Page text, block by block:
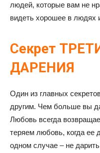
людей, которые вам не
видеть хорошее в людях
Секрет
ДАРЕНИЯ
Один из главных
другим. Чем больше вы
Любовь всегда
теряем любовь, когда ее
одном случае – не